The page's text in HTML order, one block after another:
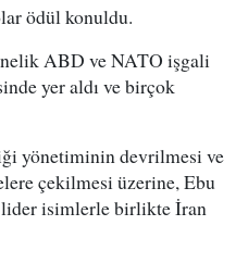
ödül konuldu.
ABD ve NATO işgali
yer aldı ve birçok
yönetiminin devrilmesi ve
çekilmesi üzerine, Ebu
lider isimlerle birlikte İran